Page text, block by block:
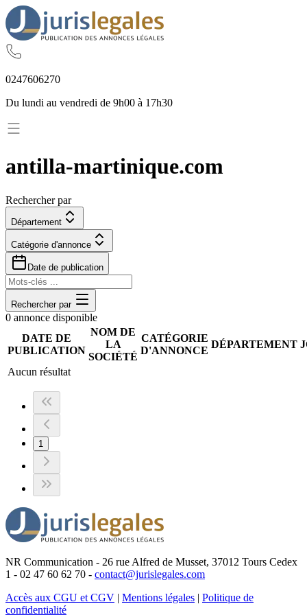
0247606270
Du lundi au vendredi de 9h00 à 17h30
antilla-martinique.com
Rechercher par
Département
Catégorie d'annonce
Date de publication
Rechercher par
0 annonce disponible
DATE DE
PUBLICATION
NOM DE
LA
SOCIÉTÉ
CATÉGORIE
D'ANNONCE
DÉPARTEMENT
Aucun résultat
1
NR Communication - 26 rue Alfred de Musset, 37012 Tours Cedex
1 - 02 47 60 62 70 - contact@jurislegales.com
Accès aux CGU et CGV | Mentions légales | Politique de
confidentialité